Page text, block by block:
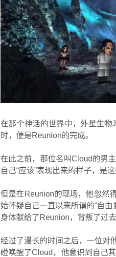
在那个神话的世界中，外星生
时，便是Reunion的完成。
在此之前，那位名叫Cloud的男
自己“应该”表现出来的样子，是
但是在Reunion的现场，他忽然
始怀疑自己一直以来所谓的“自由
身体献给了Reunion，背叛了过
经过了漫长的时间之后，一位对
碰唤醒了Cloud，他意识到自己